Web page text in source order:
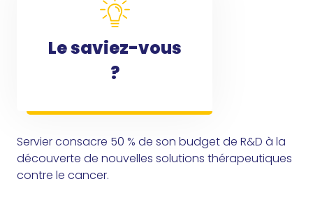
Le saviez-vous
?
Servier consacre 50 % de son budget de R&D à la
découverte de nouvelles solutions thérapeutiques
contre le cancer.